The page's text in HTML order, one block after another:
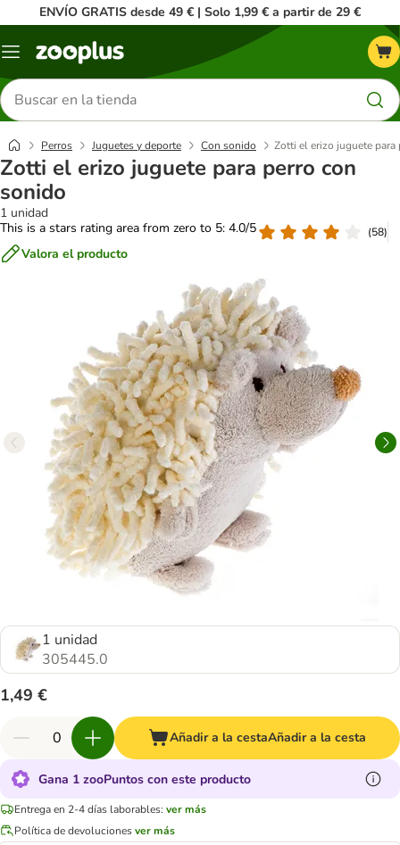
ENVÍO GRATIS desde 49 € | Solo 1,99 € a partir de 29 €
Menú
Buscar
productos
Perros Juguetes y deporte Con sonido Zotti el erizo juguete
Zotti el erizo juguete para perro con
sonido
1 unidad
This is a stars rating area from zero to 5: 4.0/5
(58)
Valora el producto
1 unidad
305445.0
1,49 €
Añadir a la cestaAñadir a la cesta
Gana 1 zooPuntos con este producto
Entrega en 2-4 días laborables: ver más
Política de devolucionesver más